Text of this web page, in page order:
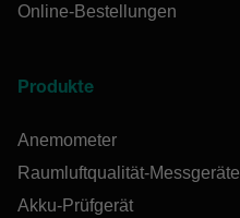
Online-Bestellungen
Produkte
Anemometer
Raumluftqualität-Messgeräte
Akku-Prüfgerät